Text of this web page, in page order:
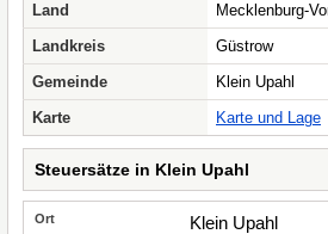
Land
Mecklenburg-
Landkreis
Güstrow
Gemeinde
Klein Upahl
Karte
Karte und Lage
Steuersätze in Klein Upahl
Klein Upahl